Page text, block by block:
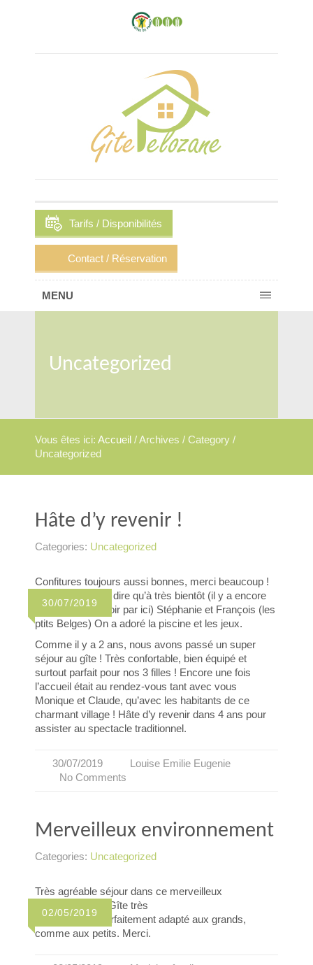
Tarifs / Disponibilités
Contact / Réservation
MENU
Uncategorized
Vous êtes ici: Accueil /Archives / Category /
Uncategorized
Hâte d’y revenir !
Categories: Uncategorized
30/07/2019
Confitures toujours aussi bonnes, merci beaucoup !
On ne peut vous dire qu’à très bientôt (il y a encore
mille choses à voir par ici) Stéphanie et François (les
ptits Belges) On a adoré la piscine et les jeux.
Comme il y a 2 ans, nous avons passé un super
séjour au gîte ! Très confortable, bien équipé et
surtout parfait pour nos 3 filles ! Encore une fois
l’accueil était au rendez-vous tant avec vous
Monique et Claude, qu’avec les habitants de ce
charmant village ! Hâte d’y revenir dans 4 ans pour
assister au spectacle traditionnel.
30/07/2019
Louise Emilie Eugenie
No Comments
Merveilleux environnement
Categories: Uncategorized
02/05/2019
Très agréable séjour dans ce merveilleux
environnement. Gîte très
confortable et parfaitement adapté aux grands,
comme aux petits. Merci.